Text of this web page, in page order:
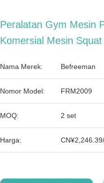
Peralatan Gym Mesin
Komersial Mesin
Nama Merek: Befreeman
Nomor Model: FRM2009
MOQ: 2 set
Harga: